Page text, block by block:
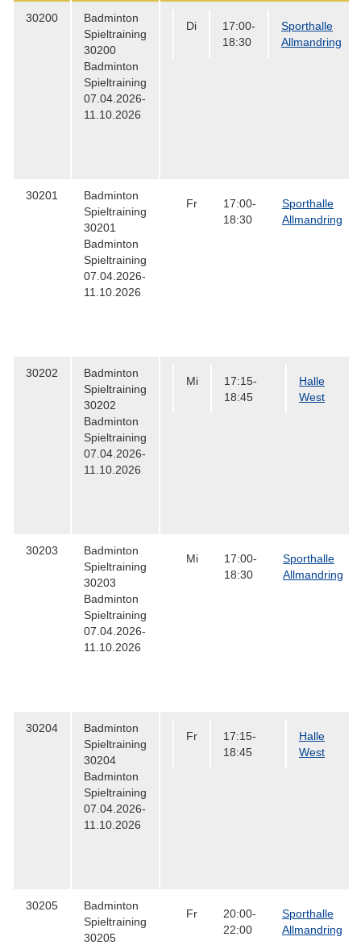
30200
Badminton
Spieltraining
30200
Badminton
Spieltraining
07.04.2026-
11.10.2026
Di
17:00-
18:30
Sporthalle
Allmandring
30201
Badminton
Spieltraining
30201
Badminton
Spieltraining
07.04.2026-
11.10.2026
Fr
17:00-
18:30
Sporthalle
Allmandring
30202
Badminton
Spieltraining
30202
Badminton
Spieltraining
07.04.2026-
11.10.2026
Mi
17:15-
18:45
Halle
West
30203
Badminton
Spieltraining
30203
Badminton
Spieltraining
07.04.2026-
11.10.2026
Mi
17:00-
18:30
Sporthalle
Allmandring
30204
Badminton
Spieltraining
30204
Badminton
Spieltraining
07.04.2026-
11.10.2026
Fr
17:15-
18:45
Halle
West
30205
Badminton
Spieltraining
30205
Fr
20:00-
22:00
Sporthalle
Allmandring